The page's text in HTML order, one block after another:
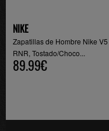
NIKE
Zapatillas de Hombre Nike V5
RNR, Tostado/Choco...
89.99€